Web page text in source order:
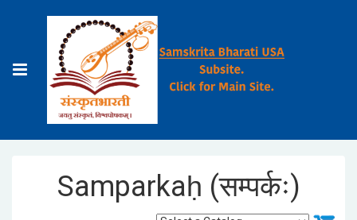
Samparkaḥ (सम्पर्कः)